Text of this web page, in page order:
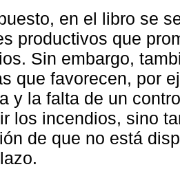
en el libro se
productivos que
Sin embargo,
que favorecen, por
y la falta de un
los incendios, sino
de que no está